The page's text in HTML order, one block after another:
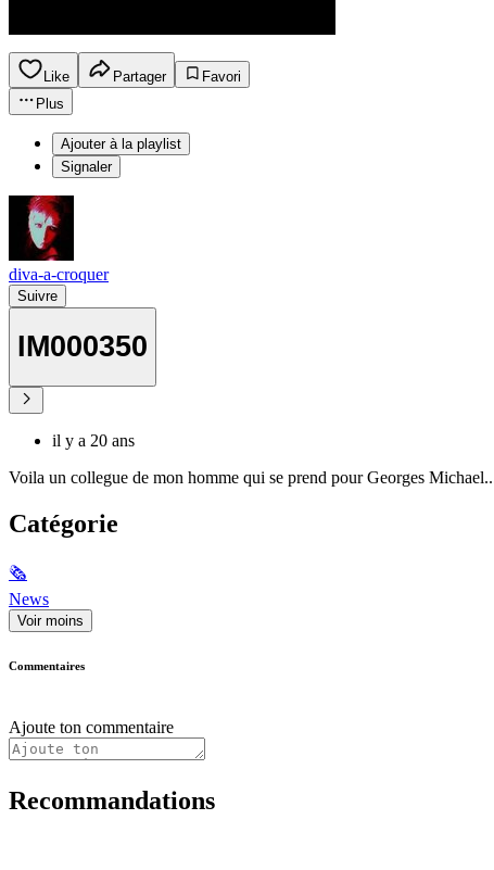
Like Partager
Favori
Plus
Ajouter à la playlist
Signaler
diva-a-croquer
Suivre
IM000350
il y a 20 ans
Voila un collegue de mon homme qui se prend pour Georges
Catégorie
🗞
News
Voir moins
Commentaires
Ajoute ton commentaire
Recommandations